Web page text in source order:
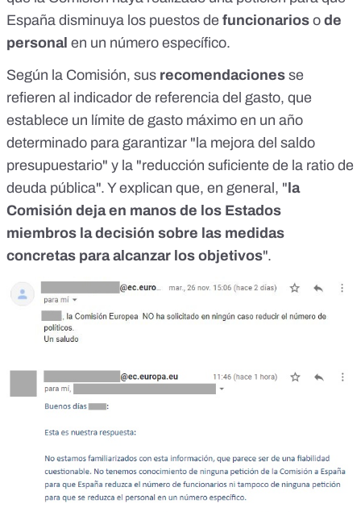
España disminuya los puestos de funcionarios o de
personal en un número específico.
Según la Comisión, sus recomendaciones se
refieren al indicador de referencia del gasto, que
establece un límite de gasto máximo en un año
determinado para garantizar "la mejora del saldo
presupuestario" y la "reducción suficiente de la ratio de
deuda pública". Y explican que, en general, " la
Comisión deja en manos de los Estados
miembros la decisión sobre las medidas
concretas para alcanzar los objetivos".